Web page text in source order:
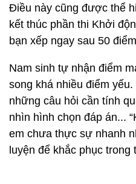
Điều này cũng được thể
kết thúc phần thi Khởi
bạn xếp ngay sau 50
Nam sinh tự nhận điểm
song khá nhiều điểm
những câu hỏi cần tính
nhìn hình chọn đáp án...
em chưa thực sự nhanh
luyện để khắc phục trong